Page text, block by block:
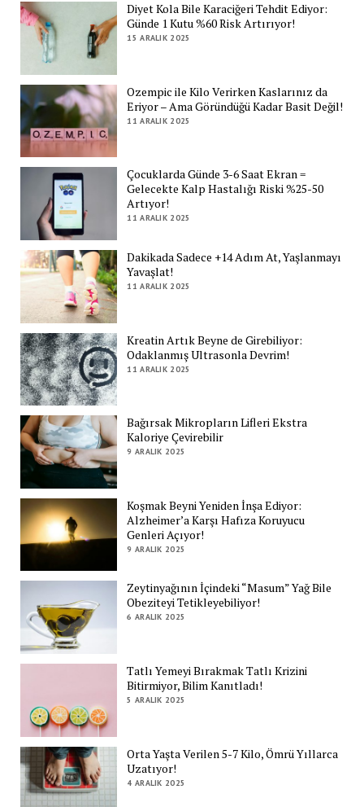
Diyet Kola Bile Karaciğeri Tehdit Ediyor:
Günde 1 Kutu %60 Risk Artırıyor!
15 ARALIK 2025
Ozempic ile Kilo Verirken Kaslarınız da
Eriyor – Ama Göründüğü Kadar Basit Değil!
11 ARALIK 2025
Çocuklarda Günde 3-6 Saat Ekran =
Gelecekte Kalp Hastalığı Riski %25-50
Artıyor!
11 ARALIK 2025
Dakikada Sadece +14 Adım At, Yaşlanmayı
Yavaşlat!
11 ARALIK 2025
Kreatin Artık Beyne de Girebiliyor:
Odaklanmış Ultrasonla Devrim!
11 ARALIK 2025
Bağırsak Mikropların Lifleri Ekstra
Kaloriye Çevirebilir
9 ARALIK 2025
Koşmak Beyni Yeniden İnşa Ediyor:
Alzheimer’a Karşı Hafıza Koruyucu
Genleri Açıyor!
9 ARALIK 2025
Zeytinyağının İçindeki “Masum” Yağ Bile
Obeziteyi Tetikleyebiliyor!
6 ARALIK 2025
Tatlı Yemeyi Bırakmak Tatlı Krizini
Bitirmiyor, Bilim Kanıtladı!
5 ARALIK 2025
Orta Yaşta Verilen 5-7 Kilo, Ömrü Yıllarca
Uzatıyor!
4 ARALIK 2025